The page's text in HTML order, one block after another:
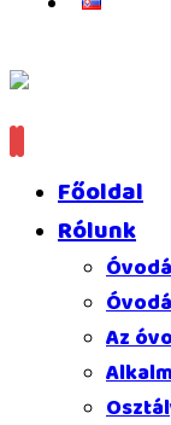
Főoldal
Rólunk
Az